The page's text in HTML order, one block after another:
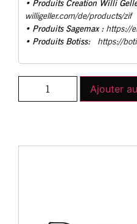
• Produits Creation Willi
willigeller.com/de/products/zif
• Produits Sagemax : https://
• Produits Botiss: https://
Ajouter